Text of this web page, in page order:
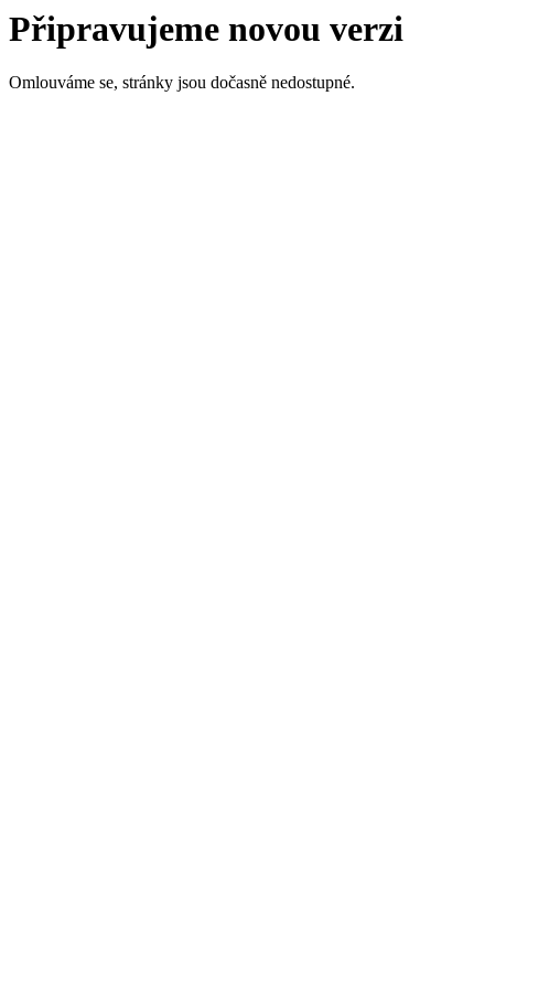
Připravujeme novou verzi
Omlouváme se, stránky jsou dočasně nedostupné.